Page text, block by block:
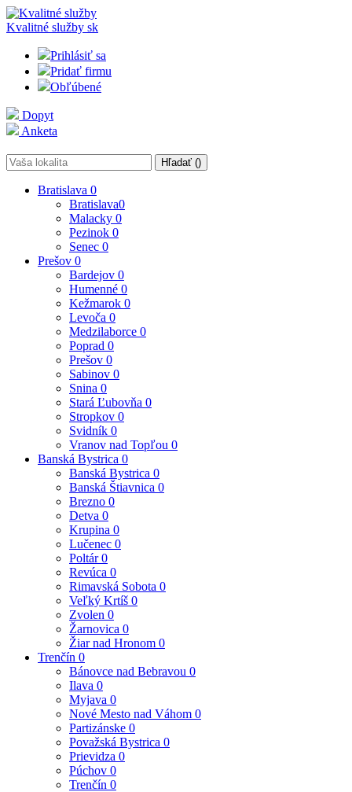
Kvalitné služby sk
Prihlásiť sa
Pridať firmu
Obľúbené
Dopyt
Anketa
Hľadať ()
Bratislava 0
Bratislava0
Malacky 0
Pezinok 0
Senec 0
Prešov 0
Bardejov 0
Humenné 0
Kežmarok 0
Levoča 0
Medzilaborce 0
Poprad 0
Prešov 0
Sabinov 0
Snina 0
Stará Ľubovňa 0
Stropkov 0
Svidník 0
Vranov nad Topľou 0
Banská Bystrica 0
Banská Bystrica 0
Banská Štiavnica 0
Brezno 0
Detva 0
Krupina 0
Lučenec 0
Poltár0
Revúca 0
Rimavská Sobota 0
Veľký Krtíš 0
Zvolen 0
Žarnovica 0
Žiar nad Hronom 0
Trenčín 0
Bánovce nad Bebravou 0
Ilava 0
Myjava 0
Nové Mesto nad Váhom 0
Partizánske 0
Považská Bystrica 0
Prievidza 0
Púchov 0
Trenčín 0